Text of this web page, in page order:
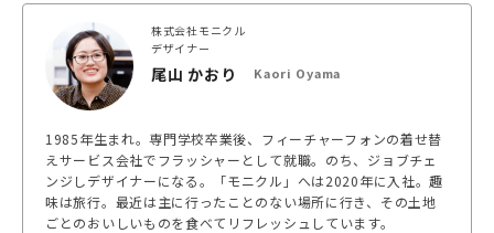
株式会社モニクル
デザイナー
尾山 かおり Kaori Oyama
1985年生まれ。専門学校卒業後、フィーチャーフォンの着せ替
えサービス会社でフラッシャーとして就職。のち、ジョブチェ
ンジしデザイナーになる。「モニクル」へは2020年に入社。趣
味は旅行。最近は主に行ったことのない場所に行き、その土地
ごとのおいしいものを食べてリフレッシュしています。